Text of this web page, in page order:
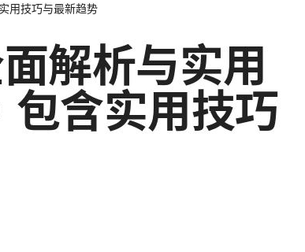
用技巧与最新趋势
解析与实用
含实用技巧